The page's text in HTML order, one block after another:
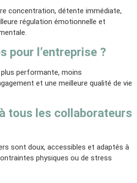
concentration, détente immédiate,
régulation émotionnelle et
pour l’entreprise ?
plus performante, moins
et une meilleure qualité de vie
tous les collaborateurs
sont doux, accessibles et adaptés à
physiques ou de stress